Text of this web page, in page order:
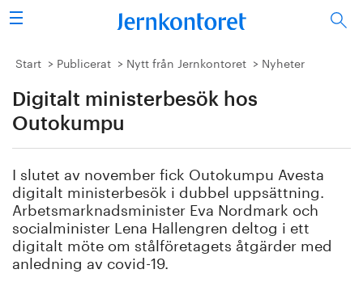
Sök
Stålindustrin
Vision 2050
Energi/miljö
Vi tycker
Publicerat
Start Publicerat Nytt från Jernkontoret Nyheter
Digitalt ministerbesök hos
Outokumpu
I slutet av november fick Outokumpu Avesta
digitalt ministerbesök i dubbel uppsättning.
Arbetsmarknadsminister Eva Nordmark och
socialminister Lena Hallengren deltog i ett
digitalt möte om stålföretagets åtgärder med
anledning av covid-19.